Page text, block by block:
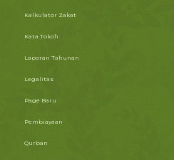
Kalkulator Zakat
Kata Tokoh
Laporan Tahunan
Legalitas
Page Baru
Pembiayaan
Qurban